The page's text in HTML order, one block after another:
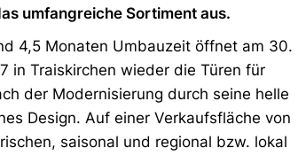
umfangreiche Sortiment aus.
4,5 Monaten Umbauzeit öffnet am 30.
in Traiskirchen wieder die Türen für
der Modernisierung durch seine helle
Design. Auf einer Verkaufsfläche von
saisonal und regional bzw. lokal